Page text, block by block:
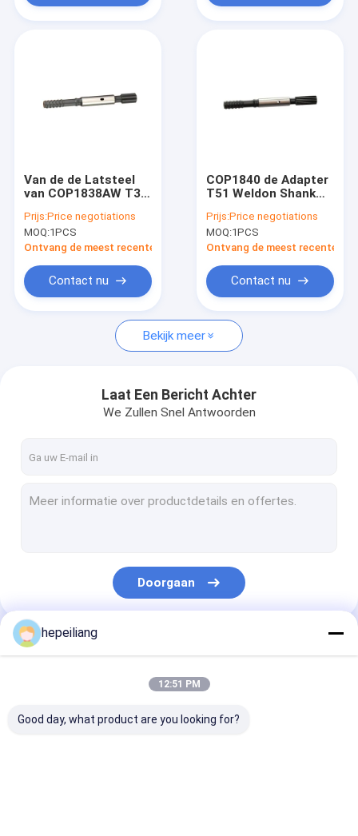
Video's
Kwaliteitscontrole
Neem contact met ons op
Deeltjes voor de boor van rotsen
De Toebehoren van de rotsboor
Ingepaste Koppelingskoker
Van de de Latsteel
van COP1838AW T38
Hamerboor 455mm
voor Ertsmijnbouw
Prijs:Price negotiations
MOQ:1PCS
Ontvang de meest recente Prijs
Contact nu
COP1840 de Adapter
T51 Weldon Shank
de boorsteel
Prijs:Price negotiations
MOQ:1PCS
Ontvang de meest recente
Contact nu
Bekijk meer
Laat Een Bericht Achter
We Zullen Snel Antwoorden
Doorgaan
Onze Categorieën
hepeiliang
12:51 PM
Good day, what product are you looking for?